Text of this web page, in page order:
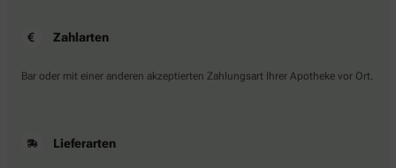
Zahlarten
Bar oder mit einer anderen akzeptierten Zahlungsart Ihrer Apotheke vor Ort.
Lieferarten